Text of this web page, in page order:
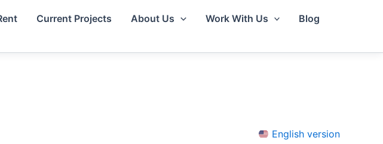
Current Projects About Us Work With Us
Blog
English version